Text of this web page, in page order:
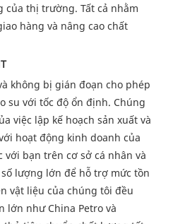
thị trường. Tất cả nhằm
hàng và nâng cao chất
không bị gián đoạn cho phép
su với tốc độ ổn định. Chúng
việc lập kế hoạch sản xuất và
hoạt động kinh doanh của
với bạn trên cơ sở cá nhân và
lượng lớn để hỗ trợ mức tồn
vật liệu của chúng tôi đều
lớn như China Petro và